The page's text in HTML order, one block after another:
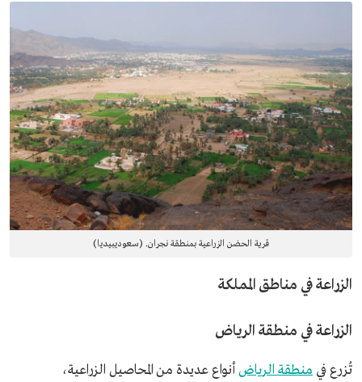
قرية الحضن الزراعية بمنطقة نجران. (سعوديبيديا)
الزراعة في مناطق المملكة
الزراعة في منطقة الرياض
تُزرع في منطقة الرياضأنواع عديدة من المحاصيل الزراعية،